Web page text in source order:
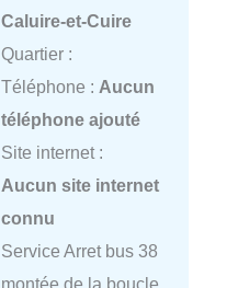
Caluire-et-Cuire
Quartier :
Téléphone : Aucun
téléphone ajouté
Site internet :
Aucun site internet
connu
Service Arret bus 38